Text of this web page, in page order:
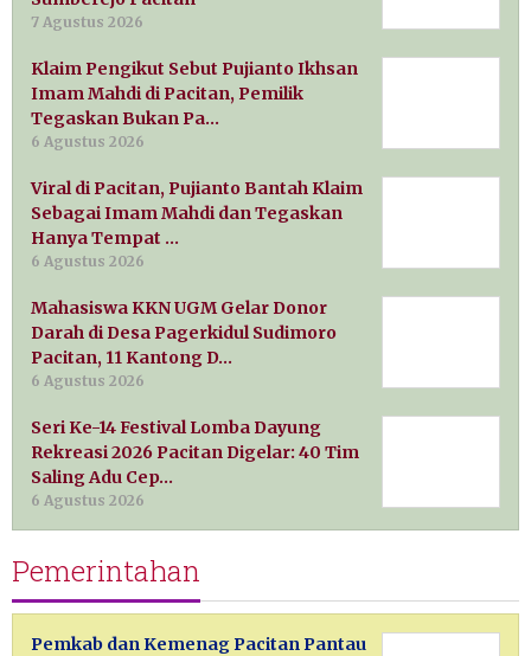
7 Agustus 2026
Klaim Pengikut Sebut Pujianto Ikhsan
Imam Mahdi di Pacitan, Pemilik
Tegaskan Bukan Pa…
6 Agustus 2026
Viral di Pacitan, Pujianto Bantah Klaim
Sebagai Imam Mahdi dan Tegaskan
Hanya Tempat …
6 Agustus 2026
Mahasiswa KKN UGM Gelar Donor
Darah di Desa Pagerkidul Sudimoro
Pacitan, 11 Kantong D…
6 Agustus 2026
Seri Ke-14 Festival Lomba Dayung
Rekreasi 2026 Pacitan Digelar: 40 Tim
Saling Adu Cep…
6 Agustus 2026
Pemerintahan
Pemkab dan Kemenag Pacitan Pantau